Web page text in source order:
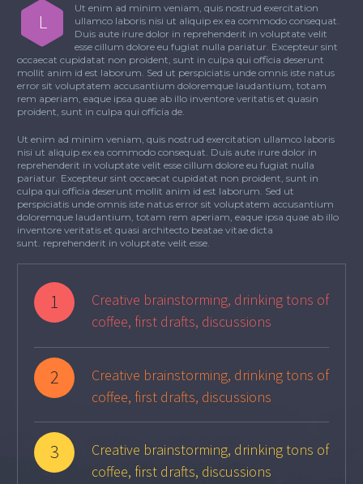
L
Ut enim ad minim veniam, quis nostrud exercitation
ullamco laboris nisi ut aliquip ex ea commodo consequat.
Duis aute irure dolor in reprehenderit in voluptate velit
esse cillum dolore eu fugiat nulla pariatur. Excepteur sint
occaecat cupidatat non proident, sunt in culpa qui officia deserunt
mollit anim id est laborum. Sed ut perspiciatis unde omnis iste natus
error sit voluptatem accusantium doloremque laudantium, totam
rem aperiam, eaque ipsa quae ab illo inventore veritatis et quasin
proident, sunt in culpa qui officia de.
Ut enim ad minim veniam, quis nostrud exercitation ullamco laboris
nisi ut aliquip ex ea commodo consequat. Duis aute irure dolor in
reprehenderit in voluptate velit esse cillum dolore eu fugiat nulla
pariatur. Excepteur sint occaecat cupidatat non proident, sunt in
culpa qui officia deserunt mollit anim id est laborum. Sed ut
perspiciatis unde omnis iste natus error sit voluptatem accusantium
doloremque laudantium, totam rem aperiam, eaque ipsa quae ab illo
inventore veritatis et quasi architecto beatae vitae dicta
sunt. reprehenderit in voluptate velit esse.
1
Creative brainstorming, drinking tons of
coffee, first drafts, discussions
2
Creative brainstorming, drinking tons of
coffee, first drafts, discussions
3
Creative brainstorming, drinking tons of
coffee, first drafts, discussions